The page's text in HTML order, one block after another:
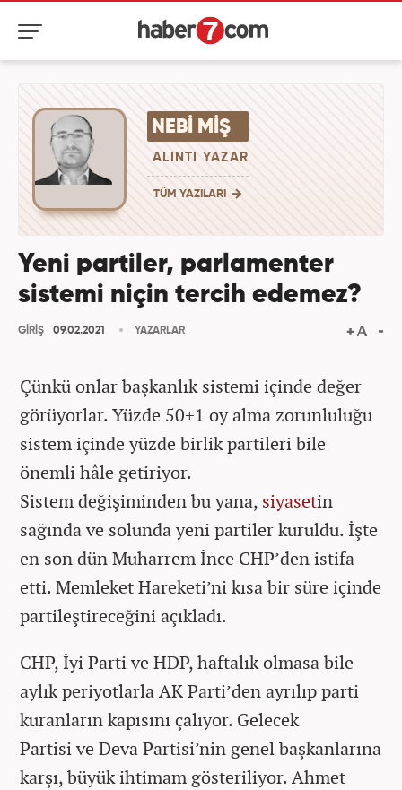
NEBI MIŞ
ALINTI YAZAR
TÜM YAZILARI
Yeni partiler, parlamenter
sistemi niçin tercih edemez?
GİRİŞ 09.02.2021 YAZARLAR
Çünkü onlar başkanlık sistemi içinde değer
görüyorlar. Yüzde 50+1 oy alma zorunluluğu
sistem içinde yüzde birlik partileri bile
önemli hâle getiriyor.
Sistem değişiminden bu yana, siyasetin
sağında ve solunda yeni partiler kuruldu. İşte
en son dün Muharrem İnce CHP’den istifa
etti. Memleket Hareketi’ni kısa bir süre içinde
partileştireceğini açıkladı.
CHP, İyi Parti ve HDP, haftalık olmasa bile
aylık periyotlarla AK Parti’den ayrılıp parti
kuranların kapısını çalıyor. Gelecek
Partisi ve Deva Partisi’nin genel başkanlarına
karşı, büyük ihtimam gösteriliyor. Ahmet